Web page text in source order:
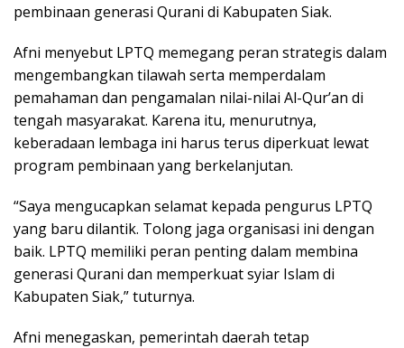
pembinaan generasi Qurani di Kabupaten Siak.
Afni menyebut LPTQ memegang peran strategis dalam
mengembangkan tilawah serta memperdalam
pemahaman dan pengamalan nilai-nilai Al-Qur’an di
tengah masyarakat. Karena itu, menurutnya,
keberadaan lembaga ini harus terus diperkuat lewat
program pembinaan yang berkelanjutan.
“Saya mengucapkan selamat kepada pengurus LPTQ
yang baru dilantik. Tolong jaga organisasi ini dengan
baik. LPTQ memiliki peran penting dalam membina
generasi Qurani dan memperkuat syiar Islam di
Kabupaten Siak,” tuturnya.
Afni menegaskan, pemerintah daerah tetap